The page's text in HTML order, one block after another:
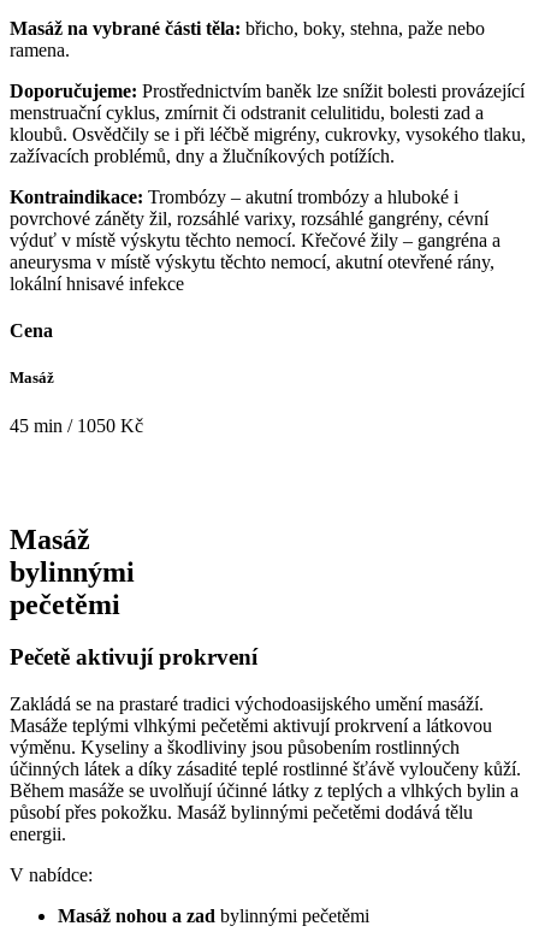
Masáž na vybrané části těla: břicho, boky, stehna, paže nebo
ramena.
Doporučujeme: Prostřednictvím baněk lze snížit bolesti provázející
menstruační cyklus, zmírnit či odstranit celulitidu, bolesti zad a
kloubů. Osvědčily se i při léčbě migrény, cukrovky, vysokého tlaku,
zažívacích problémů, dny a žlučníkových potížích.
Kontraindikace: Trombózy – akutní trombózy a hluboké i
povrchové záněty žil, rozsáhlé varixy, rozsáhlé gangrény, cévní
výduť v místě výskytu těchto nemocí. Křečové žily – gangréna a
aneurysma v místě výskytu těchto nemocí, akutní otevřené rány,
lokální hnisavé infekce
Cena
Masáž
45 min / 1050 Kč
Masáž
bylinnými
pečetěmi
Pečetě aktivují prokrvení
Zakládá se na prastaré tradici východoasijského umění masáží.
Masáže teplými vlhkými pečetěmi aktivují prokrvení a látkovou
výměnu. Kyseliny a škodliviny jsou působením rostlinných
účinných látek a díky zásadité teplé rostlinné šťávě vyloučeny kůží.
Během masáže se uvolňují účinné látky z teplých a vlhkých bylin a
působí přes pokožku. Masáž bylinnými pečetěmi dodává tělu
energii.
V nabídce:
Masáž nohou a zad bylinnými pečetěmi